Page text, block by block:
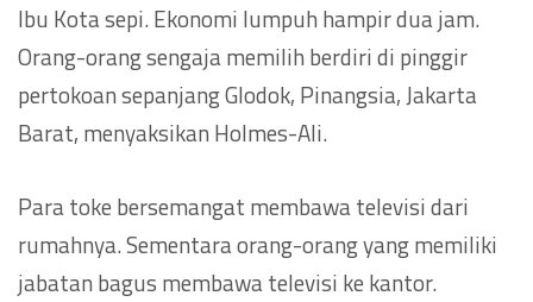
Ibu Kota sepi. Ekonomi lumpuh hampir dua jam.
Orang-orang sengaja memilih berdiri di pinggir
pertokoan sepanjang Glodok, Pinangsia, Jakarta
Barat, menyaksikan Holmes-Ali.
Para toke bersemangat membawa televisi dari
rumahnya. Sementara orang-orang yang memiliki
jabatan bagus membawa televisi ke kantor.